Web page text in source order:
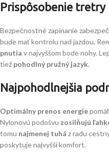
Prispôsobenie tretry
Bezpečnostné zapínanie
bude mať kontrolu nad jazdou.
pnutia v najvyššom bode nohy.
tiež pohodlný pružný jazyk.
Najpohodlnejšia
Optimálny prenos energie
Nylonovú podošvu zosilňujú
tomu najmenej tuhá z radu
poskytuje najvyšší komfort.